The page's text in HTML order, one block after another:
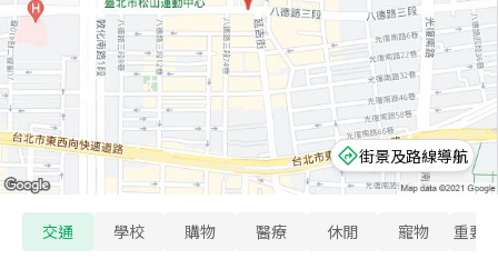
街景及路線導航
交通 學校 購物 醫療 休閒 寵物 重要